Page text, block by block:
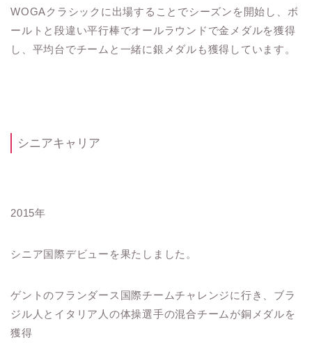
WOGAクラシックに出場することでシーズンを開始し、ボ
ールトと段違い平行棒でオールラウンドで金メダルを獲得
し、平均台でチームと一緒に銀メダルも獲得しています。
シニアキャリア
2015年
シニア国際デビューを果たしました。
ゲントのフランダース国際チームチャレンジに行き、ブラ
ジル人とイタリア人の体操選手の混合チームが銅メダルを
獲得